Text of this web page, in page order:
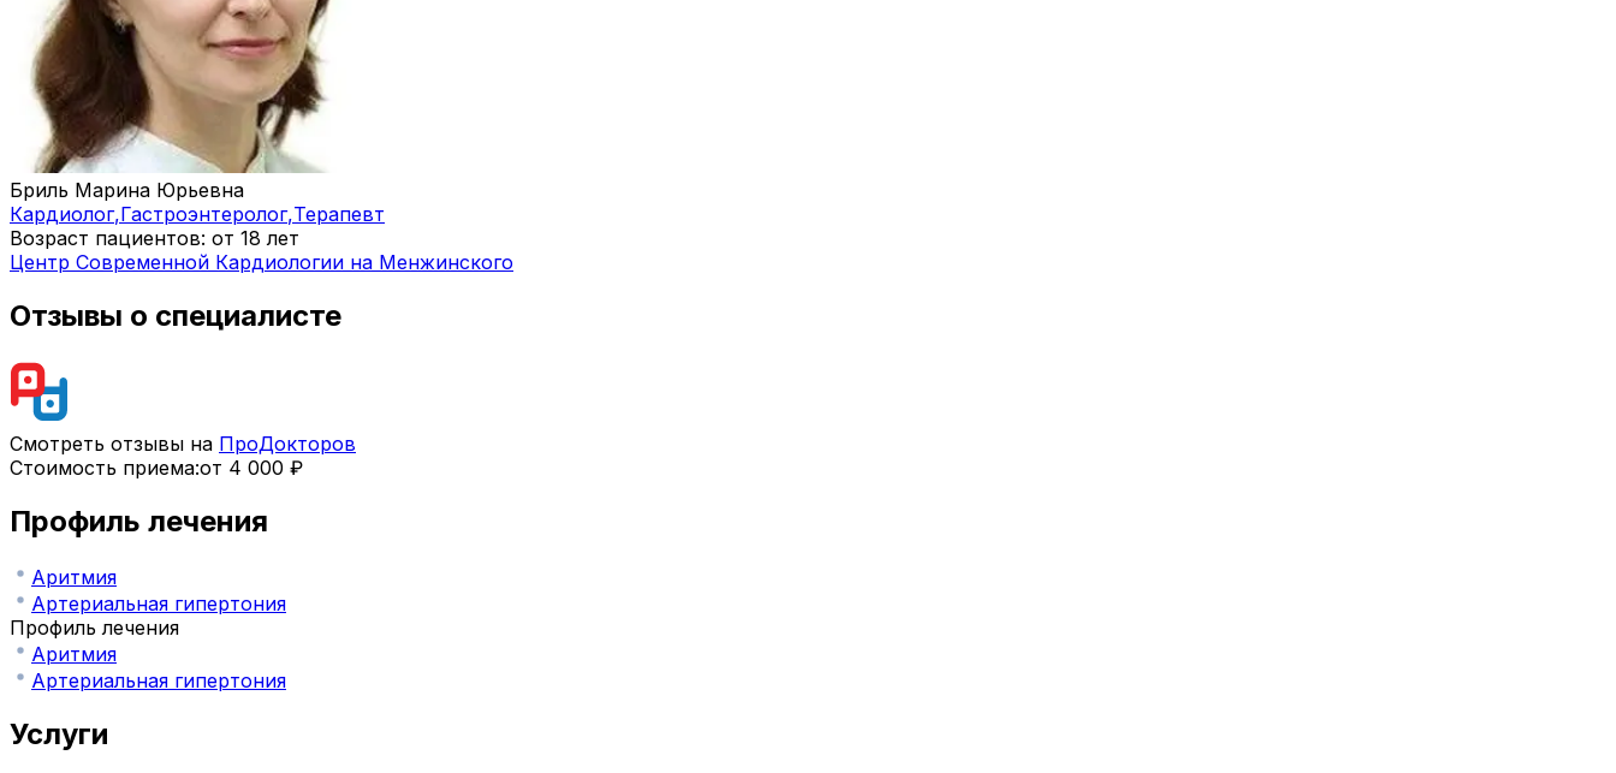
Бриль Марина Юрьевна
Кардиолог,Гастроэнтеролог,Терапевт
Возраст пациентов: от 18 лет
Центр Современной Кардиологии на Менжинского
Отзывы о специалисте
Смотреть отзывы на ПроДокторов
Стоимость приема:от 4 000 ₽
Профиль лечения
Аритмия
Артериальная гипертония
Профиль лечения
Аритмия
Артериальная гипертония
Услуги